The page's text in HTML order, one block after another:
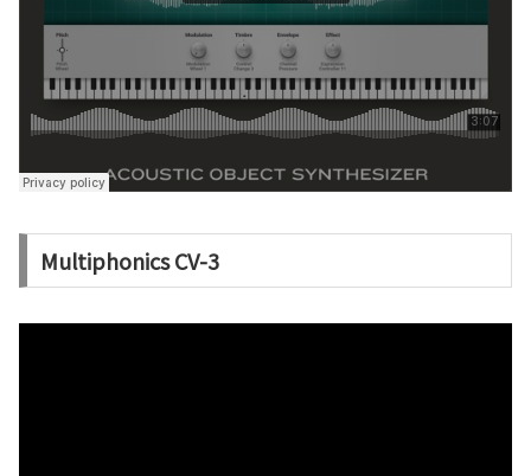
Multiphonics CV-3